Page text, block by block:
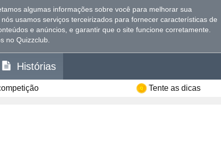
algumas informações sobre você para melhorar sua
nós usamos serviços terceirizados para fornecer características de
e anúncios, e garantir que o site funcione corretamente
no Quizzclub.
Histórias
Tente as dicas